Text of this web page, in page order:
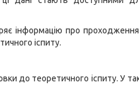
інформацію про
іспиту.
до теоретичного іспиту. У